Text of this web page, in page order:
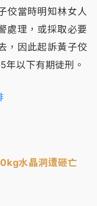
佼當時明知林女人
處理，或採取必要
，因此起訴黃子佼
年以下有期徒刑。
水晶洞遭砸亡